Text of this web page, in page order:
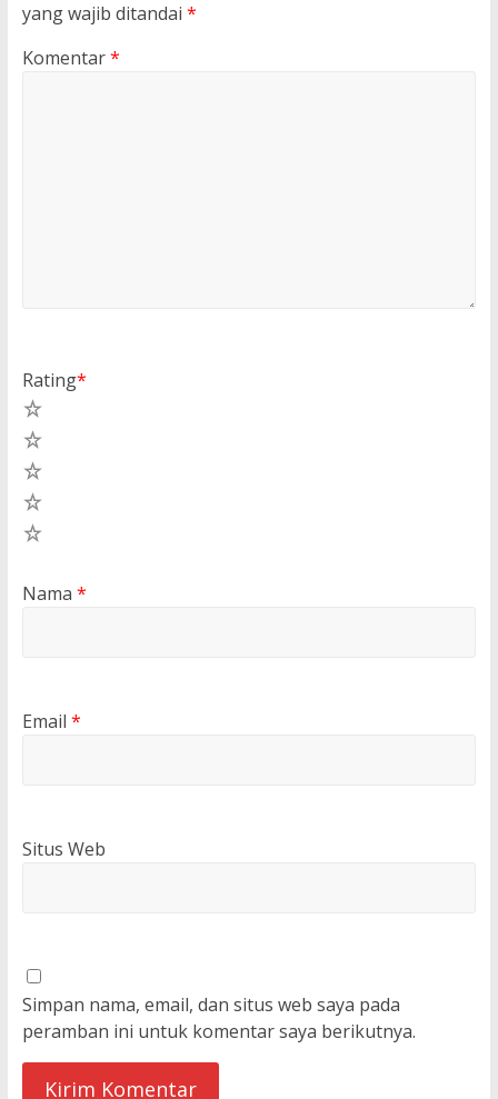
yang wajib ditandai *
Komentar*
Rating*
Nama *
Email *
Situs Web
Simpan nama, email, dan situs web saya pada
peramban ini untuk komentar saya berikutnya.